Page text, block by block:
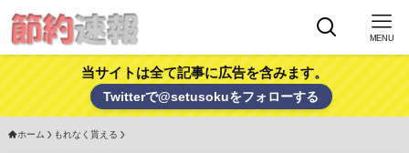
MENU
当サイトは全て記事に広告を含みます。
Twitterで@setusokuをフォローする
ホーム もれなく貰える